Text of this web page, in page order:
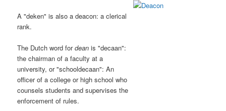
A "deken" is also a deacon: a clerical
rank.
The Dutch word fordean is "decaan":
the chairman of a faculty at a
university, or "schooldecaan": An
officer of a college or high school who
counsels students and supervises the
enforcement of rules.